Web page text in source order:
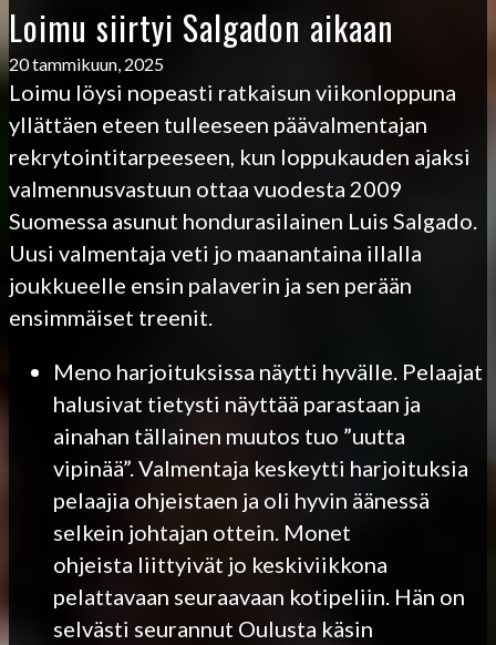
Loimu siirtyi Salgadon aikaan
20 tammikuun, 2025
Loimu löysi nopeasti ratkaisun viikonloppuna
yllättäen eteen tulleeseen päävalmentajan
rekrytointitarpeeseen, kun loppukauden ajaksi
valmennusvastuun ottaa vuodesta 2009
Suomessa asunut hondurasilainen Luis Salgado.
Uusi valmentaja veti jo maanantaina illalla
joukkueelle ensin palaverin ja sen perään
ensimmäiset treenit.
Meno harjoituksissa näytti hyvälle. Pelaajat
halusivat tietysti näyttää parastaan ja
ainahan tällainen muutos tuo ”uutta
vipinää”. Valmentaja keskeytti harjoituksia
pelaajia ohjeistaen ja oli hyvin äänessä
selkein johtajan ottein. Monet
ohjeista liittyivät jo keskiviikkona
pelattavaan seuraavaan kotipeliin. Hän on
selvästi seurannut Oulusta käsin